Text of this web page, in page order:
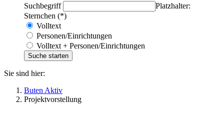
Suchbegriff
Platzhalter:
Sternchen (*)
Volltext
Personen/Einrichtungen
Volltext + Personen/Einrichtungen
Sie sind hier:
Buten Aktiv
Projektvorstellung